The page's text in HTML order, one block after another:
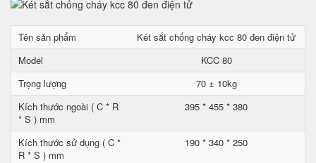
Tên sản phẩm
Két sắt chống cháy kcc 80 đen điện tử
Model
KCC 80
Trọng lượng
70 ± 10kg
Kích thước ngoài ( C * R
* S ) mm
395 * 455 * 380
Kích thước sử dụng ( C *
R * S ) mm
190 * 340 * 250